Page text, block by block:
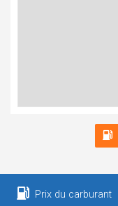
Prix du carburant